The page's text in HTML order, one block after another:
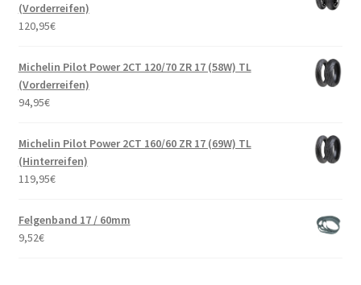
(Vorderreifen)
120,95€
Michelin Pilot Power 2CT 120/70 ZR 17 (58W) TL
(Vorderreifen)
94,95€
Michelin Pilot Power 2CT 160/60 ZR 17 (69W) TL
(Hinterreifen)
119,95€
Felgenband 17 / 60mm
9,52€